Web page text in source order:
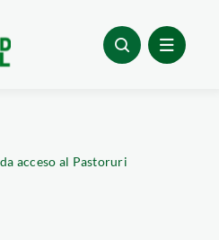
acceso al Pastoruri